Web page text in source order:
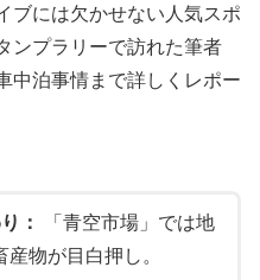
ブには欠かせない人気スポ
ンプラリーで訪れた筆者
中泊事情まで詳しくレポー
：
「青空市場」では地
物が目白押し。